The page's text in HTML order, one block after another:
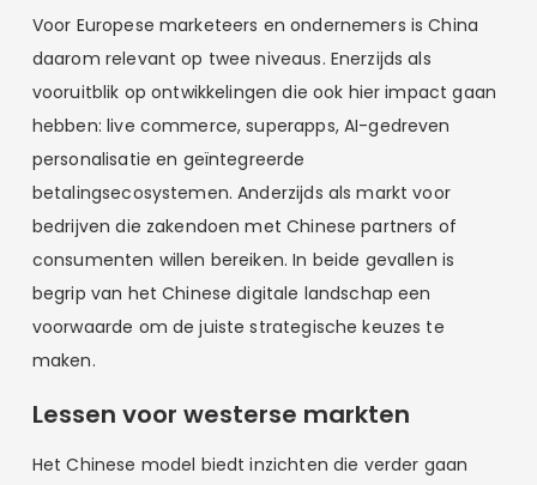
Voor Europese marketeers en ondernemers is China
daarom relevant op twee niveaus. Enerzijds als
vooruitblik op ontwikkelingen die ook hier impact gaan
hebben: live commerce, superapps, AI-gedreven
personalisatie en geïntegreerde
betalingsecosystemen. Anderzijds als markt voor
bedrijven die zakendoen met Chinese partners of
consumenten willen bereiken. In beide gevallen is
begrip van het Chinese digitale landschap een
voorwaarde om de juiste strategische keuzes te
maken.
Lessen voor westerse markten
Het Chinese model biedt inzichten die verder gaan